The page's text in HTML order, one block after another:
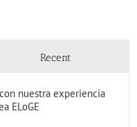
Recent
nuestra experiencia
ELoGE